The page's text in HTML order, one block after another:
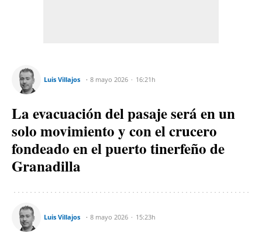
Luis Villajos 8 mayo 2026 16:21h
La evacuación del pasaje será en un
solo movimiento y con el crucero
fondeado en el puerto tinerfeño de
Granadilla
Luis Villajos 8 mayo 2026 15:23h